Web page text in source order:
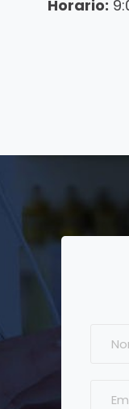
Horario: